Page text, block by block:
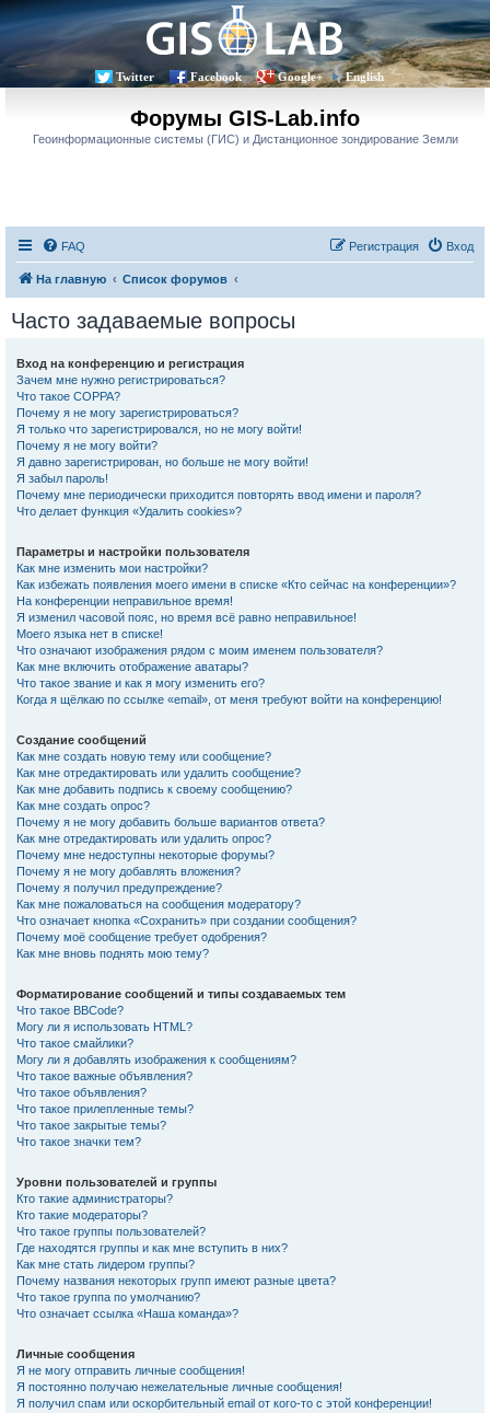
Twitter Facebook Google+ English
Форумы GIS-Lab.info
Геоинформационные системы (ГИС) и Дистанционное зондирование Земли
FAQ Вход
Регистрация
На главную Список форумов
Часто задаваемые вопросы
Вход на конференцию и регистрация
Зачем мне нужно регистрироваться?
Что такое COPPA?
Почему я не могу зарегистрироваться?
Я только что зарегистрировался, но не могу войти!
Почему я не могу войти?
Я давно зарегистрирован, но больше не могу войти!
Я забыл пароль!
Почему мне периодически приходится повторять ввод имени и пароля?
Что делает функция «Удалить cookies»?
Параметры и настройки пользователя
Как мне изменить мои настройки?
Как избежать появления моего имени в списке «Кто сейчас на конференции»?
На конференции неправильное время!
Я изменил часовой пояс, но время всё равно неправильное!
Моего языка нет в списке!
Что означают изображения рядом с моим именем пользователя?
Как мне включить отображение аватары?
Что такое звание и как я могу изменить его?
Когда я щёлкаю по ссылке «email», от меня требуют войти на конференцию!
Создание сообщений
Как мне создать новую тему или сообщение?
Как мне отредактировать или удалить сообщение?
Как мне добавить подпись к своему сообщению?
Как мне создать опрос?
Почему я не могу добавить больше вариантов ответа?
Как мне отредактировать или удалить опрос?
Почему мне недоступны некоторые форумы?
Почему я не могу добавлять вложения?
Почему я получил предупреждение?
Как мне пожаловаться на сообщения модератору?
Что означает кнопка «Сохранить» при создании сообщения?
Почему моё сообщение требует одобрения?
Как мне вновь поднять мою тему?
Форматирование сообщений и типы создаваемых тем
Что такое BBCode?
Могу ли я использовать HTML?
Что такое смайлики?
Могу ли я добавлять изображения к сообщениям?
Что такое важные объявления?
Что такое объявления?
Что такое прилепленные темы?
Что такое закрытые темы?
Что такое значки тем?
Уровни пользователей и группы
Кто такие администраторы?
Кто такие модераторы?
Что такое группы пользователей?
Где находятся группы и как мне вступить в них?
Как мне стать лидером группы?
Почему названия некоторых групп имеют разные цвета?
Что такое группа по умолчанию?
Что означает ссылка «Наша команда»?
Личные сообщения
Я не могу отправить личные сообщения!
Я постоянно получаю нежелательные личные сообщения!
Я получил спам или оскорбительный email от кого-то с этой конференции!